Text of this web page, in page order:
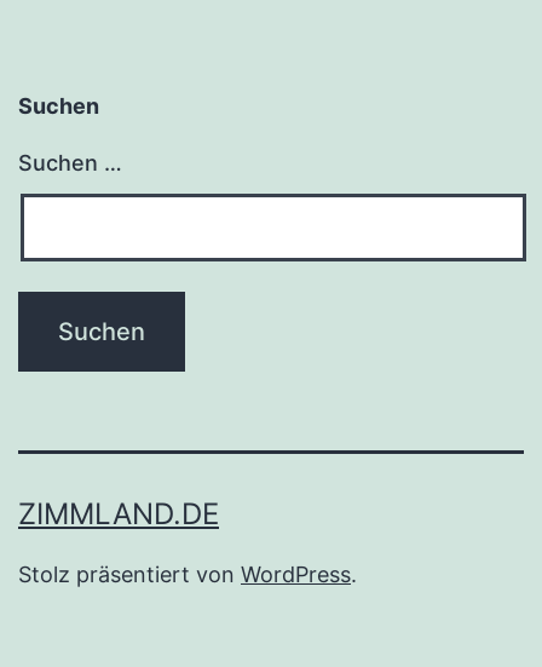
Suchen
Suchen …
ZIMMLAND.DE
Stolz präsentiert von WordPress.